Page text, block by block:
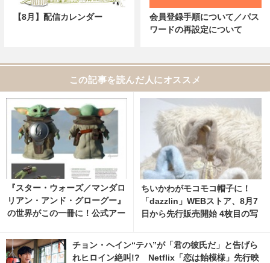
【8月】配信カレンダー
会員登録手順について／パス
ワードの再設定について
この記事を読んだ人にオススメ
『スター・ウォーズ／マンダロ
リアン・アンド・グローグー』
の世界がこの一冊に！公式アー
枚目の写真・画像 | cinemacaf
e.net
ちいかわがモコモコ帽子に！
「dazzlin」WEBストア、8月7
日から先行販売開始 4枚目の写
チョン・ヘイン“テハ”が「君の彼氏だ」と告げら
れヒロイン絶叫!? Netflix「恋は飴模様」先行映